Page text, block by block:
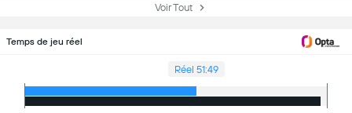
Voir Tout
Temps de jeu réel
Réel 51:49